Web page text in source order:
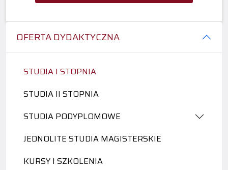
OFERTA DYDAKTYCZNA
STUDIA I STOPNIA
STUDIA II STOPNIA
STUDIA PODYPLOMOWE
JEDNOLITE STUDIA MAGISTERSKIE
KURSY I SZKOLENIA